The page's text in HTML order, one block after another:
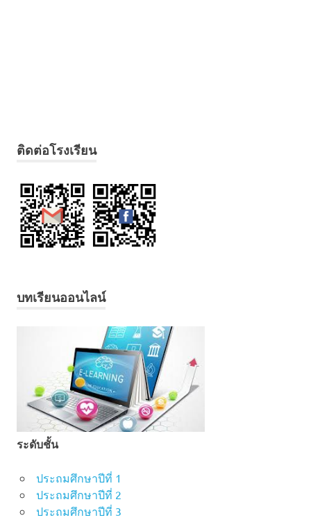
ติดต่อโรงเรียน
บทเรียนออนไลน์
ระดับชั้น
ประถมศึกษาปีที่ 1
ประถมศึกษาปีที่ 2
ประถมศึกษาปีที่ 3